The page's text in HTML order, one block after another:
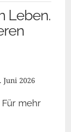
Leben.
Juni 2026
mehr